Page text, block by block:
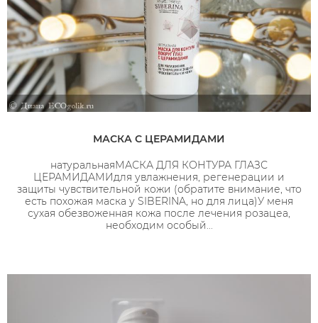
МАСКА С ЦЕРАМИДАМИ
натуральнаяМАСКА ДЛЯ КОНТУРА ГЛАЗС
ЦЕРАМИДАМИдля увлажнения, регенерации и
защиты чувствительной кожи (обратите внимание, что
есть похожая маска у SIBERINA, но для лица)У меня
сухая обезвоженная кожа после лечения розацеа,
необходим особый...